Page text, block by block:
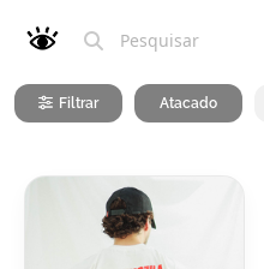
Filtrar Atacado